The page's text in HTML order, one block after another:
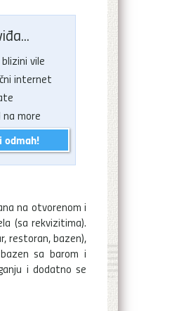
vile
internet
more
odmah!
na otvorenom i
(sa rekvizitima).
restoran, bazen),
sa barom i
i dodatno se